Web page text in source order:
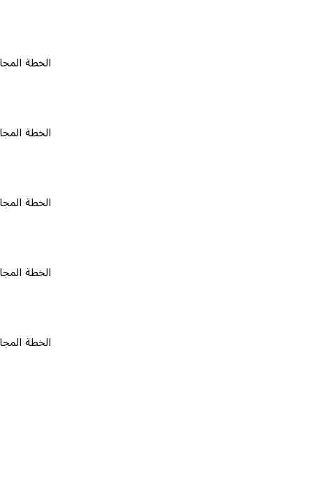
الخطة المجانية ٠
الخطة المجانية ٠
الخطة المجانية ٠
الخطة المجانية ٠
الخطة المجانية ٠